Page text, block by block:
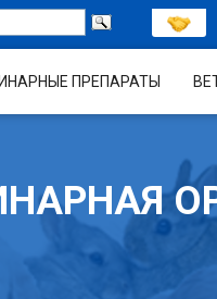
ПРЕПАРАТЫ